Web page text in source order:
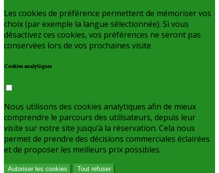
Les cookies de préférence permettent de mémoriser vos
choix (par exemple la langue sélectionnée). Si vous
désactivez ces cookies, vos préférences ne seront pas
conservées lors de vos prochaines visite
Cookies analytiques
Nous utilisons des cookies analytiques afin de mieux
comprendre le parcours des utilisateurs, depuis leur
visite sur notre site jusqu’à la réservation. Cela nous
permet de prendre des décisions commerciales éclairées
et de proposer les meilleurs prix possibles.
Autoriser les cookies Tout refuser